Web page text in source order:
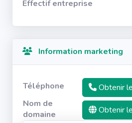
Effectif entreprise
Information marketing
Téléphone
Obtenir
Nom de
domaine
Obtenir